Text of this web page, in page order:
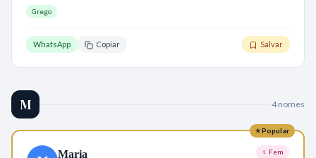
Grego
WhatsApp Copiar Salvar
M 4nomes
⭐ Popular
Maria ♀ Fem